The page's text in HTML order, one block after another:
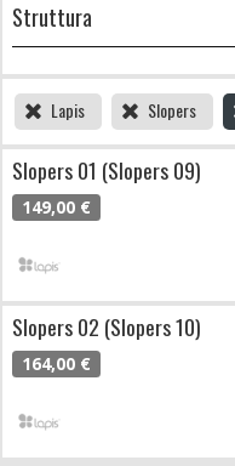
Struttura
Lapis Slopers
Slopers 01 (Slopers 09)
149,00 €
Slopers 02 (Slopers 10)
164,00 €